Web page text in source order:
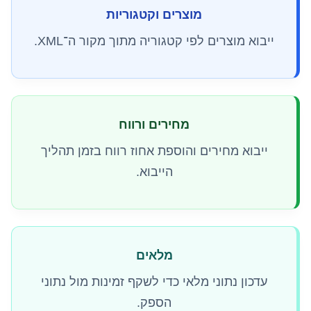
מוצרים וקטגוריות
ייבוא מוצרים לפי קטגוריה מתוך מקור ה־XML.
מחירים ורווח
ייבוא מחירים והוספת אחוז רווח בזמן תהליך
הייבוא.
מלאים
עדכון נתוני מלאי כדי לשקף זמינות מול נתוני
הספק.